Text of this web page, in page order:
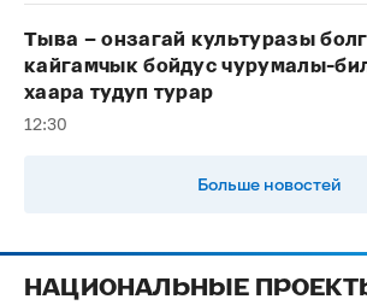
Тыва – онзагай культуразы
кайгамчык бойдус чурумалы-
хаара тудуп турар
12:30
Больше новостей
НАЦИОНАЛЬНЫЕ